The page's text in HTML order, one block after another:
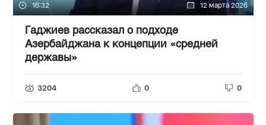
16:32 12 марта 2026
Гаджиев рассказал о подходе
Азербайджана к концепции «средней
державы»
3204 0 0